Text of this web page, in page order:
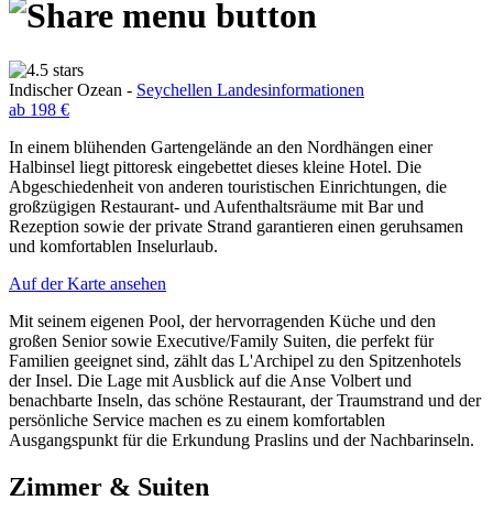
Indischer Ozean - Seychellen Landesinformationen
ab 198 €
In einem blühenden Gartengelände an den Nordhängen einer
Halbinsel liegt pittoresk eingebettet dieses kleine Hotel. Die
Abgeschiedenheit von anderen touristischen Einrichtungen, die
großzügigen Restaurant- und Aufenthaltsräume mit Bar und
Rezeption sowie der private Strand garantieren einen geruhsamen
und komfortablen Inselurlaub.
Auf der Karte ansehen
Mit seinem eigenen Pool, der hervorragenden Küche und den
großen Senior sowie Executive/Family Suiten, die perfekt für
Familien geeignet sind, zählt das L'Archipel zu den Spitzenhotels
der Insel. Die Lage mit Ausblick auf die Anse Volbert und
benachbarte Inseln, das schöne Restaurant, der Traumstrand und der
persönliche Service machen es zu einem komfortablen
Ausgangspunkt für die Erkundung Praslins und der Nachbarinseln.
Zimmer & Suiten